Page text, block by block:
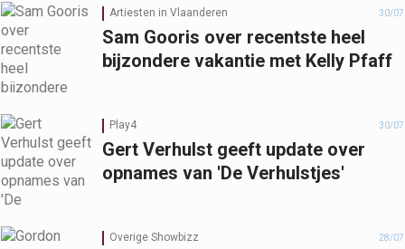
Artiesten in Vlaanderen 30/07
Sam Gooris over recentste heel
bijzondere vakantie met Kelly Pfaff
Play4 30/07
Gert Verhulst geeft update over
opnames van 'De Verhulstjes'
Overige Showbizz 28/07